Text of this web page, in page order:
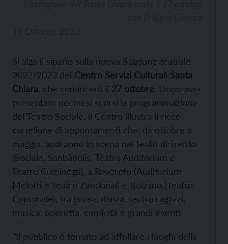
Si alza il sipario sulla nuova Stagione teatrale
2022/2023 del Centro Servizi Culturali Santa
Chiara , che comincerà il 27 ottobre. Dopo aver
presentato nei mesi scorsi la programmazione
del Teatro Sociale, il Centro illustra il ricco
cartellone di appuntamenti che, da ottobre a
maggio, andranno in scena nei teatri di Trento
(Sociale, Sanbàpolis, Teatro Auditorium e
Teatro Cuminetti), a Rovereto (Auditorium
Melotti e Teatro Zandonai) e Bolzano (Teatro
Comunale), tra prosa, danza, teatro ragazzi,
musica, operetta, comicità e grandi eventi.
“Il pubblico è tornato ad affollare i luoghi della